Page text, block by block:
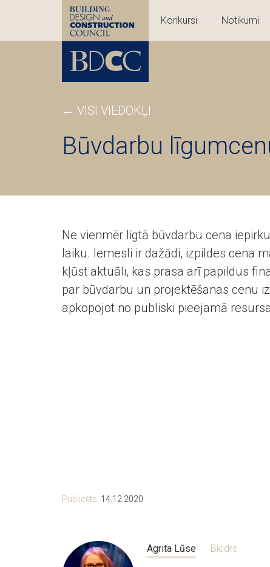
Konkursi Notikumi
← VISI VIEDOKĻI
Būvdarbu
Ne vienmēr līgtā būvdarbu cena
laiku. Iemesli ir dažādi, izpildes cena
kļūst aktuāli, kas prasa arī papildus
par būvdarbu un projektēšanas cenu
apkopojot no publiski pieejamā
Publicēts: 14.12.2020
Agrita Lūse Biedrs